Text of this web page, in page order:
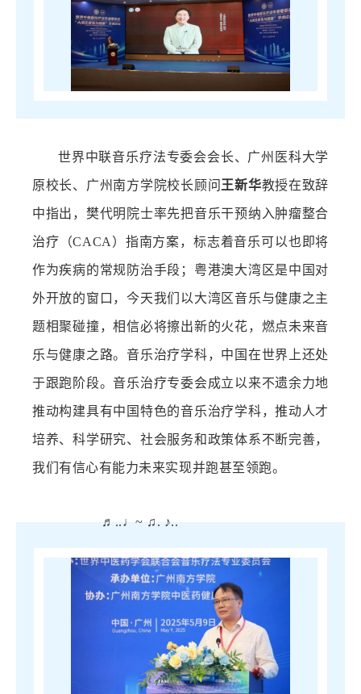
世界中联音乐疗法专委会会长、广州医科大学
原校长、广州南方学院校长顾问 王新华教授在致辞
中指出，樊代明院士率先把音乐干预纳入肿瘤整合
治疗（CACA）指南方案，标志着音乐可以也即将
作为疾病的常规防治手段；粤港澳大湾区是中国对
外开放的窗口，今天我们以大湾区音乐与健康之主
题相聚碰撞，相信必将擦出新的火花，燃点未来音
乐与健康之路。音乐治疗学科，中国在世界上还处
于跟跑阶段。音乐治疗专委会成立以来不遗余力地
推动构建具有中国特色的音乐治疗学科，推动人才
培养、科学研究、社会服务和政策体系不断完善，
我们有信心有能力未来实现并跑甚至领跑。
♬..♩~ ♫. ♪..